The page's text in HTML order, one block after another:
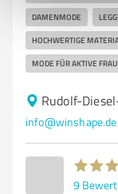
DAMENMODE
HOCHWERTIGE
MODE FÜR AKTIVE
Rudolf-
info@winshape.de
9